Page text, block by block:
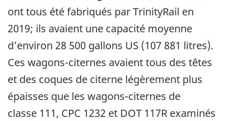
ont tous été fabriqués par TrinityRail en
2019; ils avaient une capacité moyenne
d’environ 28 500 gallons US (107 881 litres).
Ces wagons-citernes avaient tous des têtes
et des coques de citerne légèrement plus
épaisses que les wagons-citernes de
classe 111, CPC 1232 et DOT 117R examinés